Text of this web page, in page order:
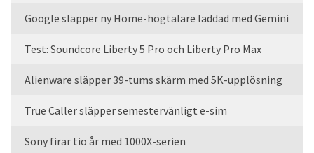
Google släpper ny Home-högtalare laddad med Gemini
Test: Soundcore Liberty 5 Pro och Liberty Pro Max
Alienware släpper 39-tums skärm med 5K-upplösning
True Caller släpper semestervänligt e-sim
Sony firar tio år med 1000X-serien